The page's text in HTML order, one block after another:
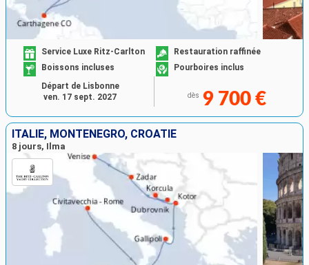
Service Luxe Ritz-Carlton
Restauration raffinée
Boissons incluses
Pourboires inclus
dès 9 700 €
Départ de Lisbonne
ven. 17 sept. 2027
ITALIE, MONTÉNÉGRO, CROATIE
8 jours, Ilma